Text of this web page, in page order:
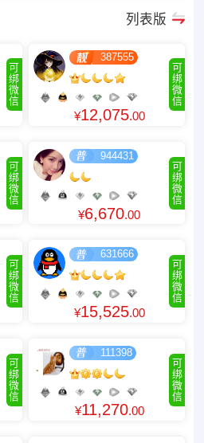
列表版
可
绑
微
信
可
绑
微
信
387555
¥12,075.00
可
绑
微
信
可
绑
微
信
944431
¥6,670.00
可
绑
微
信
可
绑
微
信
631666
¥15,525.00
可
绑
微
信
可
绑
微
信
111398
¥11,270.00